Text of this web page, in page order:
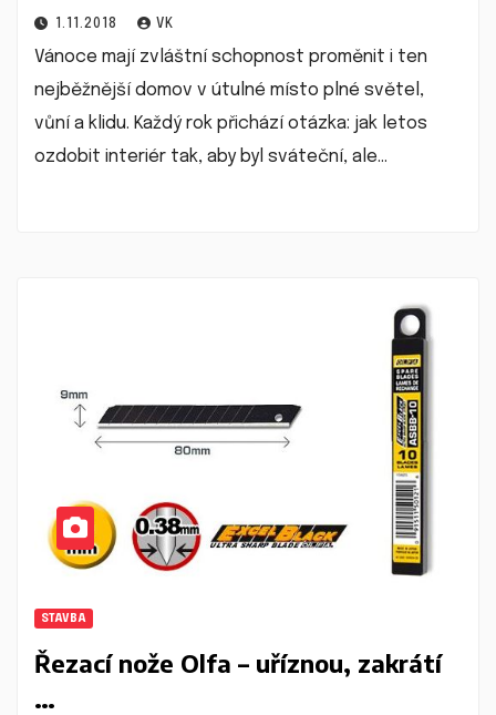
1.11.2018 VK
Vánoce mají zvláštní schopnost proměnit i ten
nejběžnější domov v útulné místo plné světel,
vůní a klidu. Každý rok přichází otázka: jak letos
ozdobit interiér tak, aby byl sváteční, ale…
STAVBA
Řezací nože Olfa – uříznou, zakrátí
…